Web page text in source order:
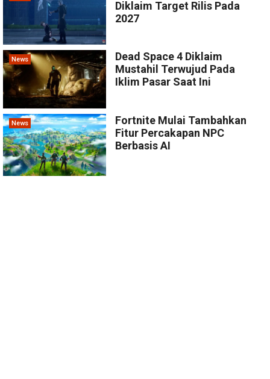
Diklaim Target Rilis Pada
2027
News
Dead Space 4 Diklaim
Mustahil Terwujud Pada
Iklim Pasar Saat Ini
News
Fortnite Mulai Tambahkan
Fitur Percakapan NPC
Berbasis AI